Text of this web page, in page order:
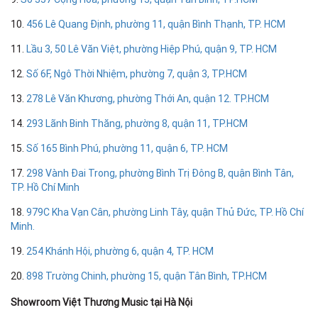
10. 456 Lê Quang Định, phường 11, quận Bình Thạnh, TP. HCM
11. Lầu 3, 50 Lê Văn Việt, phường Hiệp Phú, quận 9, TP. HCM
12. Số 6F, Ngô Thời Nhiệm, phường 7, quận 3, TP.HCM
13. 278 Lê Văn Khương, phường Thới An, quận 12. TP.HCM
14. 293 Lãnh Binh Thăng, phường 8, quận 11, TP.HCM
15. Số 165 Bình Phú, phường 11, quận 6, TP. HCM
17. 298 Vành Đai Trong, phường Bình Trị Đông B, quận Bình Tân,
TP. Hồ Chí Minh
18. 979C Kha Vạn Cân, phường Linh Tây, quận Thủ Đức, TP. Hồ Chí
Minh.
19. 254 Khánh Hội, phường 6, quận 4, TP. HCM
20. 898 Trường Chinh, phường 15, quận Tân Bình, TP.HCM
Showroom Việt Thương Music tại Hà Nội